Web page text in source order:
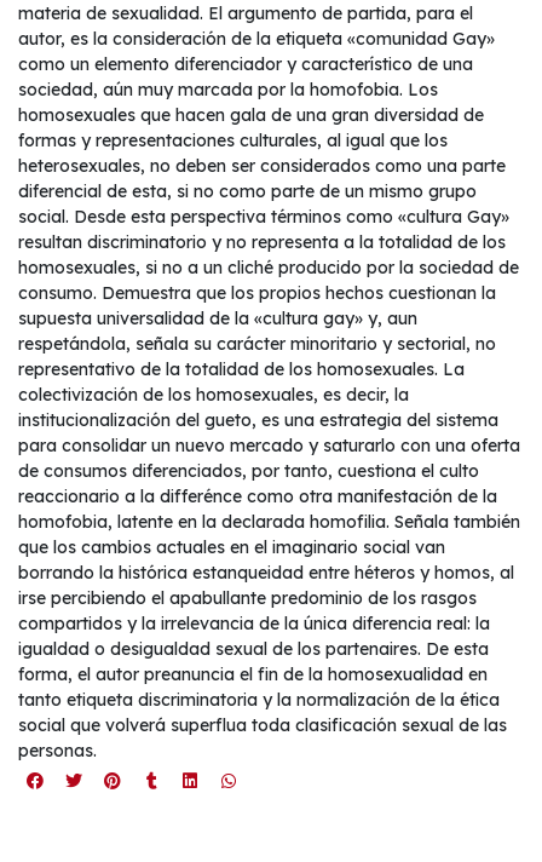
materia de sexualidad. El argumento de partida, para el
autor, es la consideración de la etiqueta «comunidad Gay»
como un elemento diferenciador y característico de una
sociedad, aún muy marcada por la homofobia. Los
homosexuales que hacen gala de una gran diversidad de
formas y representaciones culturales, al igual que los
heterosexuales, no deben ser considerados como una parte
diferencial de esta, si no como parte de un mismo grupo
social. Desde esta perspectiva términos como «cultura Gay»
resultan discriminatorio y no representa a la totalidad de los
homosexuales, si no a un cliché producido por la sociedad de
consumo. Demuestra que los propios hechos cuestionan la
supuesta universalidad de la «cultura gay» y, aun
respetándola, señala su carácter minoritario y sectorial, no
representativo de la totalidad de los homosexuales. La
colectivización de los homosexuales, es decir, la
institucionalización del gueto, es una estrategia del sistema
para consolidar un nuevo mercado y saturarlo con una oferta
de consumos diferenciados, por tanto, cuestiona el culto
reaccionario a la differénce como otra manifestación de la
homofobia, latente en la declarada homofilia. Señala también
que los cambios actuales en el imaginario social van
borrando la histórica estanqueidad entre héteros y homos, al
irse percibiendo el apabullante predominio de los rasgos
compartidos y la irrelevancia de la única diferencia real: la
igualdad o desigualdad sexual de los partenaires. De esta
forma, el autor preanuncia el fin de la homosexualidad en
tanto etiqueta discriminatoria y la normalización de la ética
social que volverá superflua toda clasificación sexual de las
personas.